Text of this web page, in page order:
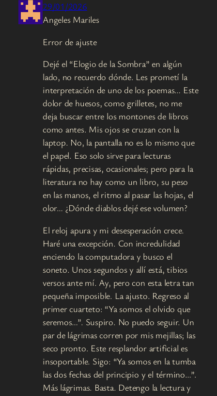
29/01/2026
Angeles Mariles
Error de ajuste
Dejé el “Elogio de la Sombra” en algún
lado, no recuerdo dónde. Les prometí la
interpretación de uno de los poemas… Este
dolor de huesos, como grilletes, no me
deja buscar entre los montones de libros
como antes. Mis ojos se cruzan con la
laptop. No, la pantalla no es lo mismo que
el papel. Eso solo sirve para lecturas
rápidas, precisas, ocasionales; pero para la
literatura no hay como un libro, su peso
en las manos, el ritmo al pasar las hojas, el
olor… ¿Dónde diablos dejé ese volumen?
El reloj apura y mi desesperación crece.
Haré una excepción. Con incredulidad
enciendo la computadora y busco el
soneto. Unos segundos y allí está, tibios
versos ante mí. Ay, pero con esta letra tan
pequeña imposible. La ajusto. Regreso al
primer cuarteto: “Ya somos el olvido que
seremos…”. Suspiro. No puedo seguir. Un
par de lágrimas corren por mis mejillas; las
seco pronto. Este resplandor artificial es
insoportable. Sigo: “Ya somos en la tumba
las dos fechas del principio y el término…”.
Más lágrimas. Basta. Detengo la lectura y